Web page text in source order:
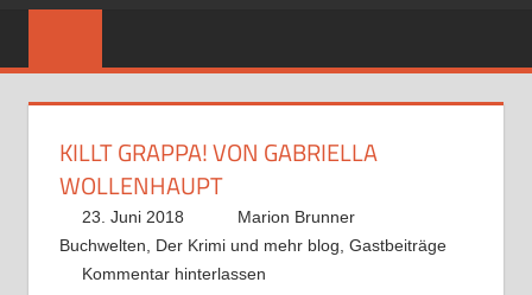
KILLT GRAPPA! VON GABRIELLA
WOLLENHAUPT
23. Juni 2018
Marion Brunner
Buchwelten
Der Krimi und mehr blog Gastbeiträge
Kommentar hinterlassen